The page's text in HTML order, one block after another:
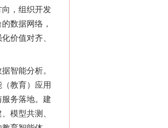
，组织开发
数据网络，
价值对齐、
智能分析。
教育）应用
务落地。建
模型共测、